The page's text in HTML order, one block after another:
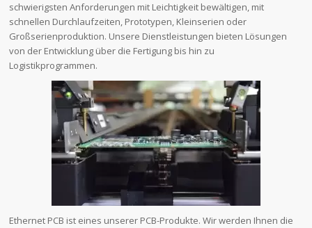
schwierigsten Anforderungen mit Leichtigkeit bewältigen, mit
schnellen Durchlaufzeiten, Prototypen, Kleinserien oder
Großserienproduktion. Unsere Dienstleistungen bieten Lösungen
von der Entwicklung über die Fertigung bis hin zu
Logistikprogrammen.
Ethernet PCB ist eines unserer PCB-Produkte. Wir werden Ihnen die